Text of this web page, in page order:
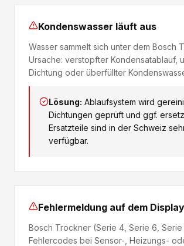
Kondenswasser läuft aus
Wasser sammelt sich unter dem Bosch
Ursache: verstopfter Kondensatablauf,
Dichtung oder überfüllter
Lösung: Ablaufsystem wird
Dichtungen geprüft und ggf.
Ersatzteile sind in der Schweiz
verfügbar.
Fehlermeldung auf dem Display
Bosch Trockner (Serie 4, Serie 6,
Fehlercodes bei Sensor-, Heizungs-